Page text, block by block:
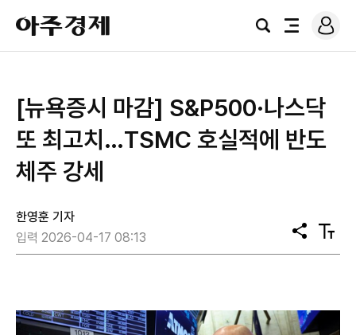
아
주
경
검
전
로
그
[뉴욕증시 마감] S&P500·나스닥
또 최고치…TSMC 호실적에 반도
체주 강세
한영훈 기자
입력 2026-04-17 08:13
공
유
텍
스